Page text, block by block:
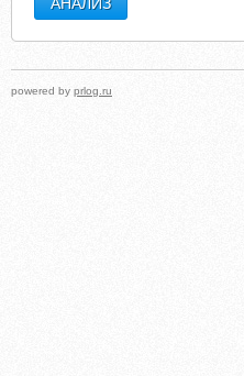
powered by prlog.ru